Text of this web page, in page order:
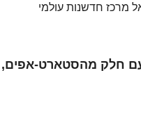
מרכז חדשנות עולמי
עם חלק מהסטארט-אפים,